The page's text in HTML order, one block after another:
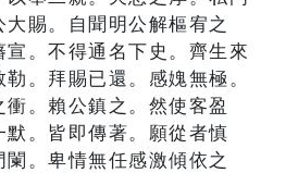
大賜。自聞明公解樞宥之
宣。不得通名下史。齊生來
。拜賜已還。感媿無極。
衝。賴公鎮之。然使客盈
默。皆即傳著。願從者慎
闌。卑情無任感激傾依之